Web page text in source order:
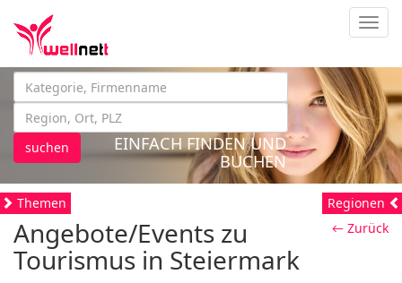
suchen
EINFACH FINDEN UND
BUCHEN
Themen
← Zurück
Angebote/Events zu
Tourismus in Steiermark
Regionen